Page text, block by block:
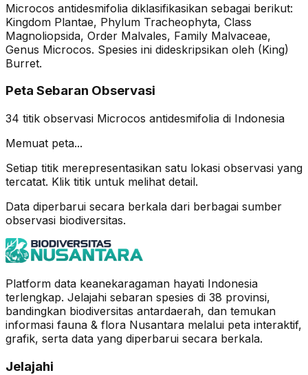
Microcos antidesmifolia diklasifikasikan sebagai berikut:
Kingdom Plantae, Phylum Tracheophyta, Class
Magnoliopsida, Order Malvales, Family Malvaceae,
Genus Microcos. Spesies ini dideskripsikan oleh (King)
Burret.
Peta Sebaran Observasi
34 titik observasi Microcos antidesmifolia di Indonesia
Memuat peta...
Setiap titik merepresentasikan satu lokasi observasi yang
tercatat. Klik titik untuk melihat detail.
Data diperbarui secara berkala dari berbagai sumber
observasi biodiversitas.
Platform data keanekaragaman hayati Indonesia
terlengkap. Jelajahi sebaran spesies di 38 provinsi,
bandingkan biodiversitas antardaerah, dan temukan
informasi fauna & flora Nusantara melalui peta interaktif,
grafik, serta data yang diperbarui secara berkala.
Jelajahi